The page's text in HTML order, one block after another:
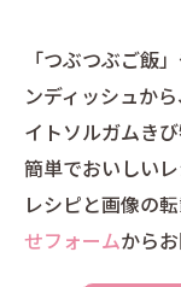
「つぶつぶご飯
ンディッシュか
イトソルガムき
簡単でおいしい
レシピと画像の
せフォームから